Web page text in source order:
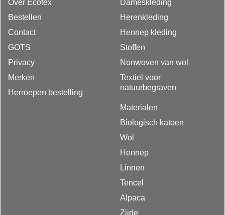
Over Ecotex
Bestellen
Contact
GOTS
Privacy
Merken
Herroepen bestelling
Dameskleding
Herenkleding
Hennep kleding
Stoffen
Nonwoven van wol
Textiel voor
natuurbegraven
Materialen
Biologisch katoen
Wol
Hennep
Linnen
Tencel
Alpaca
Zijde